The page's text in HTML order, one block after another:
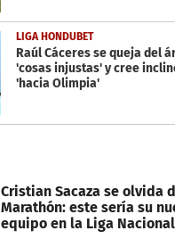
LIGA HONDUBET
Raúl Cáceres se queja del
'cosas injustas' y cree
'hacia Olimpia'
Cristian Sacaza se olvida
Marathón: este sería su
equipo en la Liga Nacional